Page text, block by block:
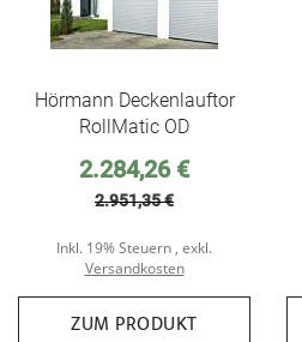
Hörmann Deckenlauftor
RollMatic OD
Sonderpreis
2.284,26 €
2.951,35 €
Inkl. 19% Steuern , exkl.
Versandkosten
ZUM PRODUKT